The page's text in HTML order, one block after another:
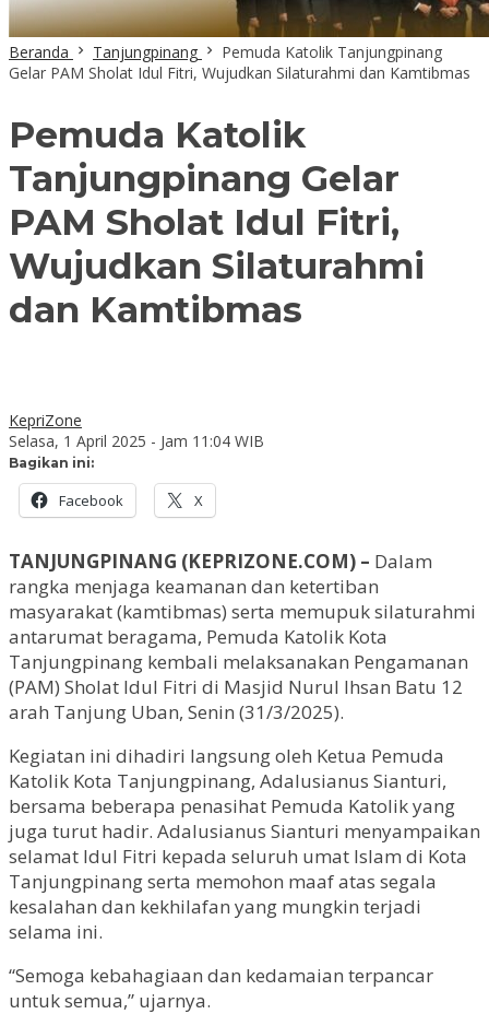
Beranda Tanjungpinang
Pemuda Katolik Tanjungpinang
Gelar PAM Sholat Idul Fitri, Wujudkan Silaturahmi dan Kamtibmas
Pemuda Katolik
Tanjungpinang Gelar
PAM Sholat Idul Fitri,
Wujudkan Silaturahmi
dan Kamtibmas
KepriZone
Selasa, 1 April 2025 - Jam 11:04 WIB
Bagikan ini:
Facebook X
TANJUNGPINANG (KEPRIZONE.COM) – Dalam
rangka menjaga keamanan dan ketertiban
masyarakat (kamtibmas) serta memupuk silaturahmi
antarumat beragama, Pemuda Katolik Kota
Tanjungpinang kembali melaksanakan Pengamanan
(PAM) Sholat Idul Fitri di Masjid Nurul Ihsan Batu 12
arah Tanjung Uban, Senin (31/3/2025).
Kegiatan ini dihadiri langsung oleh Ketua Pemuda
Katolik Kota Tanjungpinang, Adalusianus Sianturi,
bersama beberapa penasihat Pemuda Katolik yang
juga turut hadir. Adalusianus Sianturi menyampaikan
selamat Idul Fitri kepada seluruh umat Islam di Kota
Tanjungpinang serta memohon maaf atas segala
kesalahan dan kekhilafan yang mungkin terjadi
selama ini.
“Semoga kebahagiaan dan kedamaian terpancar
untuk semua,” ujarnya.